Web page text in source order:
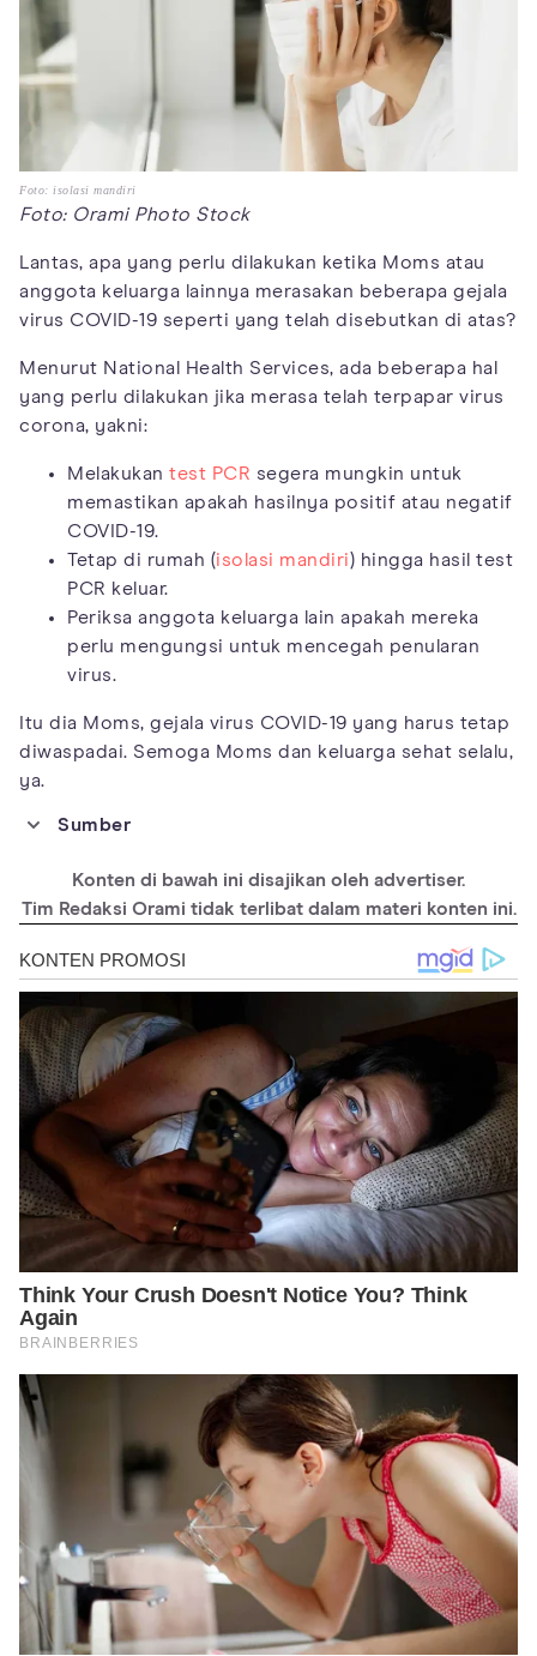
Foto: isolasi mandiri
Foto: Orami Photo Stock
Lantas, apa yang perlu dilakukan ketika Moms atau
anggota keluarga lainnya merasakan beberapa gejala
virus COVID-19 seperti yang telah disebutkan di atas?
Menurut National Health Services, ada beberapa hal
yang perlu dilakukan jika merasa telah terpapar virus
corona, yakni:
Melakukan test PCR segera mungkin untuk
memastikan apakah hasilnya positif atau negatif
COVID-19.
Tetap di rumah (isolasi mandiri) hingga hasil test
PCR keluar.
Periksa anggota keluarga lain apakah mereka
perlu mengungsi untuk mencegah penularan
virus.
Itu dia Moms, gejala virus COVID-19 yang harus tetap
diwaspadai. Semoga Moms dan keluarga sehat selalu,
ya.
Sumber
conditions/coronavirus/symptoms-causes/syc-20479963
https://www.who.int/images/default-source/searo---
images/countries/indonesia/infographics/covid-19-symptoms--
https://www.unicef.org/indonesia/coronavirus/FAQ#symptoms
onfamily
https://www.nhs.uk/conditions/coronavirus-covid-
19/symptoms/main-symptoms/
Konten di bawah ini disajikan oleh advertiser.
Tim Redaksi Orami tidak terlibat dalam materi konten ini.